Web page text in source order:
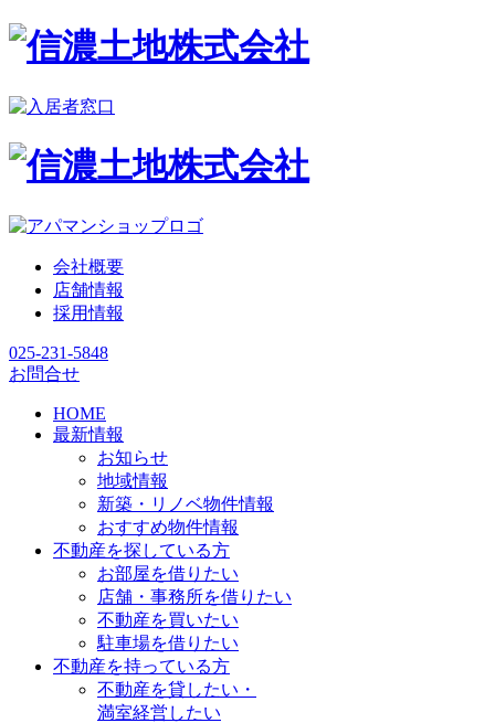
会社概要
店舗情報
採用情報
025-231-5848
お問合せ
HOME
最新情報
お知らせ
地域情報
新築・リノベ物件情報
おすすめ物件情報
不動産を探している方
お部屋を借りたい
店舗・事務所を借りたい
不動産を買いたい
駐車場を借りたい
不動産を持っている方
不動産を貸したい・
満室経営したい